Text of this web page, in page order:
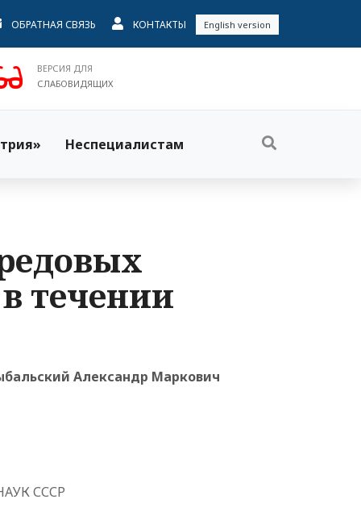
ОБРАТНАЯ СВЯЗЬ КОНТАКТЫ English version
ВЕРСИЯ ДЛЯ
СЛАБОВИДЯЩИХ
Неспециалистам
течении
Александр Маркович
СССР